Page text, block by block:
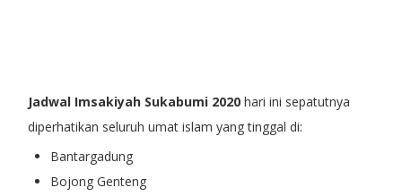
Jadwal Imsakiyah Sukabumi 2020hari ini sepatutnya
diperhatikan seluruh umat islam yang tinggal di:
Bantargadung
Bojong Genteng